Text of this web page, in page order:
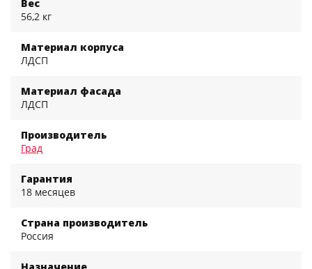
Вес
56,2 кг
Материал корпуса
ЛДСП
Материал фасада
ЛДСП
Производитель
Град
Гарантия
18 месяцев
Страна производитель
Россия